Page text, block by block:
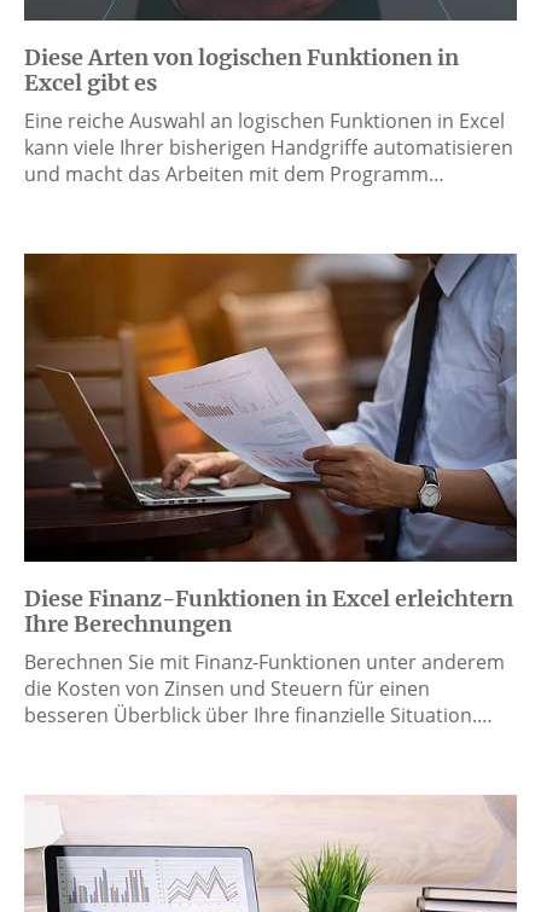
Diese Arten von logischen Funktionen in
Excel gibt es
Eine reiche Auswahl an logischen Funktionen in Excel
kann viele Ihrer bisherigen Handgriffe automatisieren
und macht das Arbeiten mit dem Programm…
Diese Finanz-Funktionen in Excel erleichtern
Ihre Berechnungen
Berechnen Sie mit Finanz-Funktionen unter anderem
die Kosten von Zinsen und Steuern für einen
besseren Überblick über Ihre finanzielle Situation.…